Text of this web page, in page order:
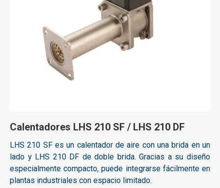
Calentadores LHS 210 SF / LHS 210 DF
LHS 210 SF es un calentador de aire con una brida en un
lado y LHS 210 DF de doble brida.Gracias a su diseño
especialmente compacto, puede integrarse fácilmente en
plantas industriales con espacio limitado.